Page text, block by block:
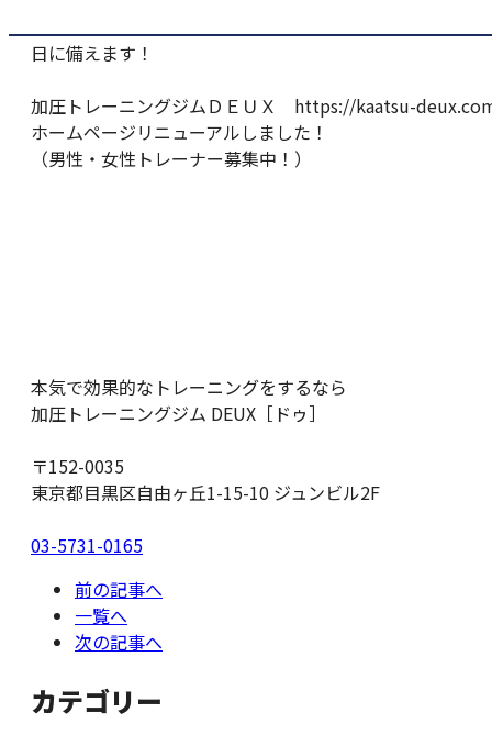
日に備えます！
加圧トレーニングジムＤＥＵＸ https://kaatsu-
ホームページリニューアルしました！
（男性・女性トレーナー募集中！）
本気で効果的なトレーニングをするなら
加圧トレーニングジム DEUX［ドゥ］
〒152-0035
東京都目黒区自由ヶ丘1-15-10 ジュンビル2F
03-5731-0165
前の記事へ
一覧へ
次の記事へ
カテゴリー